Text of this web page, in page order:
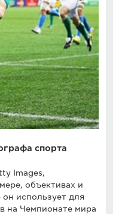
спорта
Images,
объективах и
он использует для
на Чемпионате мира